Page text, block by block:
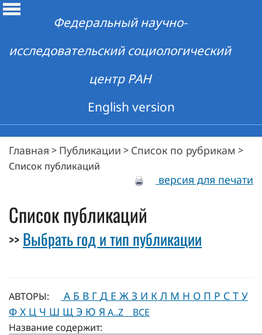
Федеральный научно-
исследовательский социологический
центр РАН
English version
Главная > Публикации > Список по рубрикам >
Список публикаций
версия для печати
Список публикаций
>>Выбрать год и тип публикации
АВТОРЫ: А Б В Г Д Е Ж З И К Л М Н О П Р С Т У
Ф Х Ц Ч Ш Щ Э Ю Я A..Z ВСЕ
Название содержит: